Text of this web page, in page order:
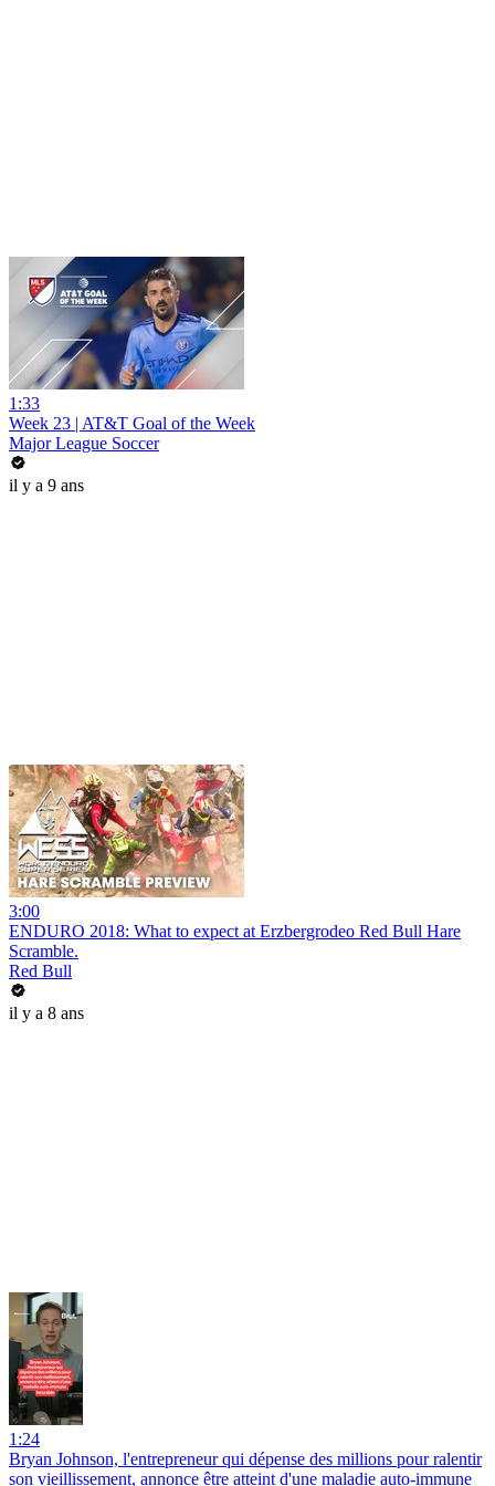
1:33
Week 23 | AT&T Goal of the Week
Major League Soccer
il y a 9 ans
3:00
ENDURO 2018: What to expect at Erzbergrodeo Red Bull Hare
Scramble.
Red Bull
il y a 8 ans
1:24
Bryan Johnson, l'entrepreneur qui dépense des millions pour ralentir
son vieillissement, annonce être atteint d'une maladie auto-immune